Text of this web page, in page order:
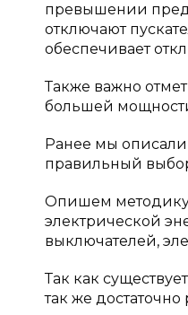
превышении
отключают
обеспечивает
Также важно
большей
Ранее мы описали
правильный
Опишем методику
электрической
выключателей,
Так как
так же достаточно